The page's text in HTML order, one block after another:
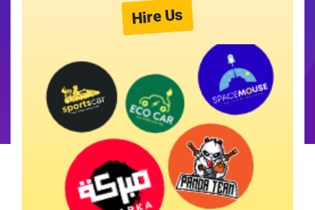
Hire Us